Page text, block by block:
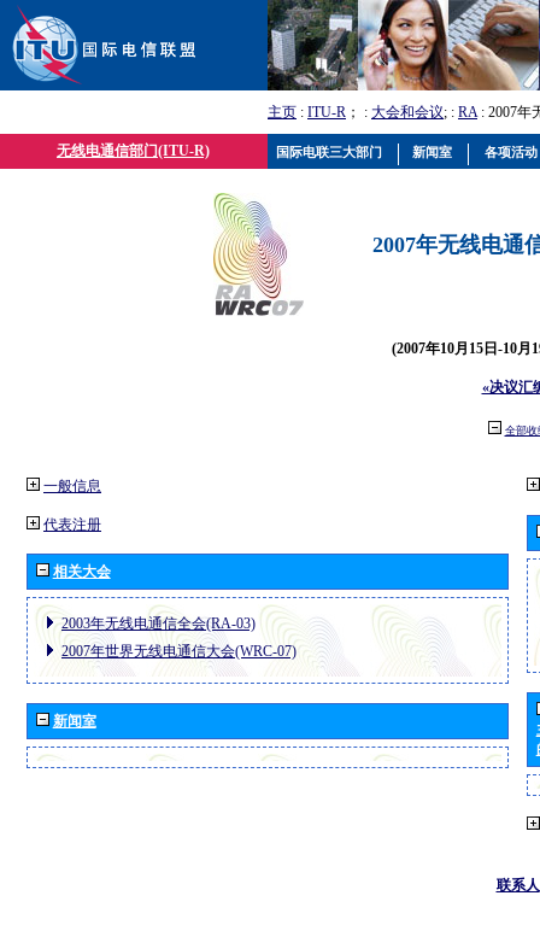
主页 : ITU-R ； : 大会和会议; : RA: 2007年
无线电通信部门(ITU-R)
2007年无线电通
(2007年10月15日-10月
«决议汇
全部收
一般信息
代表注册
相关大会
2003年无线电通信全会(RA-03)
2007年世界无线电通信大会(WRC-07)
新闻室
联系人
国际电联三大部门 新闻室 各项活动